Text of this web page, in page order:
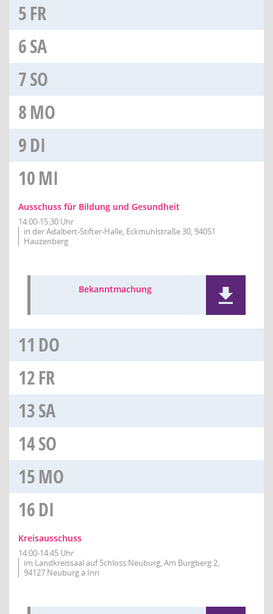
5FR
6SA
7SO
8MO
9DI
10MI
Ausschuss für Bildung und Gesundheit
14:00-15:30 Uhr
in der Adalbert-Stifter-Halle, Eckmühlstraße 30, 94051
Hauzenberg
Bekanntmachung
11 DO
12FR
13SA
14SO
15MO
16DI
Kreisausschuss
14:00-14:45 Uhr
im Landkreissaal auf Schloss Neuburg, Am Burgberg 2,
94127 Neuburg a.Inn